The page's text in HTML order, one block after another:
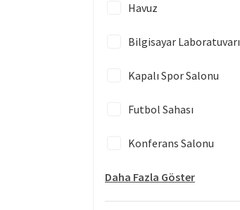
Havuz
Bilgisayar Laboratuvarı
Kapalı Spor Salonu
Futbol Sahası
Konferans Salonu
Daha Fazla Göster